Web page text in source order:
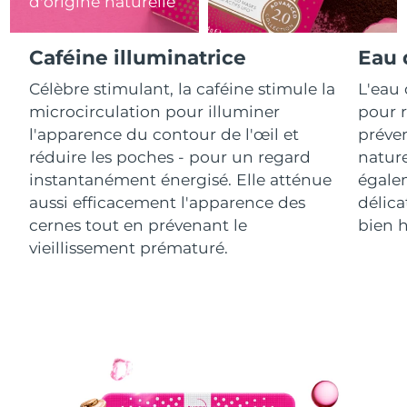
Caféine illuminatrice
Célèbre stimulant, la caféine stimule la
microcirculation pour illuminer
l'apparence du contour de l'œil et
réduire les poches - pour un regard
instantanément énergisé. Elle atténue
aussi efficacement l'apparence des
cernes tout en prévenant le
vieillissement prématuré.
Eau
L'eau
pour
bien
Macao
Livraison estimée 8/11/26
Malaisie Livraison estimée
Malte 8/9/26
Mexique Livraison estimée 8/13/26
Monaco Livraison estimée 8/10/26
Livraison estimée8/12/26